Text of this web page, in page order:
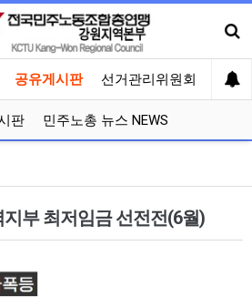
공유게시판 선거관리위원회
판 민주노총 뉴스 NEWS
부 최저임금 선전전(6월)